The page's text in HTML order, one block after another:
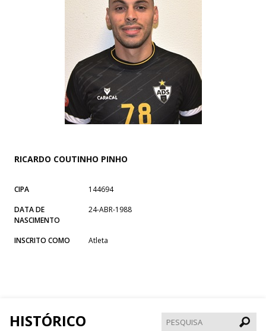
RICARDO COUTINHO PINHO
CIPA
144694
DATA DE
NASCIMENTO
24-ABR-1988
INSCRITO COMO Atleta
HISTÓRICO